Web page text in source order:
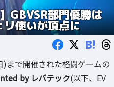
GBVSR部門優勝は
使いが頂点に
B!
まで開催された格闘ゲームの
by レバテック(以下、EV